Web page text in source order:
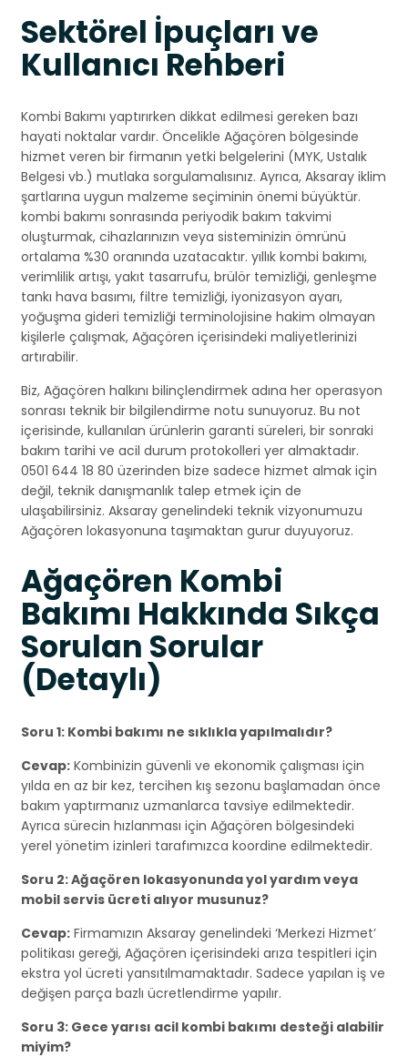
Sektörel İpuçları ve
Kullanıcı Rehberi
Kombi Bakımı yaptırırken dikkat edilmesi gereken bazı
hayati noktalar vardır. Öncelikle Ağaçören bölgesinde
hizmet veren bir firmanın yetki belgelerini (MYK, Ustalık
Belgesi vb.) mutlaka sorgulamalısınız. Ayrıca, Aksaray iklim
şartlarına uygun malzeme seçiminin önemi büyüktür.
kombi bakımı sonrasında periyodik bakım takvimi
oluşturmak, cihazlarınızın veya sisteminizin ömrünü
ortalama %30 oranında uzatacaktır. yıllık kombi bakımı,
verimlilik artışı, yakıt tasarrufu, brülör temizliği, genleşme
tankı hava basımı, filtre temizliği, iyonizasyon ayarı,
yoğuşma gideri temizliği terminolojisine hakim olmayan
kişilerle çalışmak, Ağaçören içerisindeki maliyetlerinizi
artırabilir.
Biz, Ağaçören halkını bilinçlendirmek adına her operasyon
sonrası teknik bir bilgilendirme notu sunuyoruz. Bu not
içerisinde, kullanılan ürünlerin garanti süreleri, bir sonraki
bakım tarihi ve acil durum protokolleri yer almaktadır.
0501 644 18 80 üzerinden bize sadece hizmet almak için
değil, teknik danışmanlık talep etmek için de
ulaşabilirsiniz. Aksaray genelindeki teknik vizyonumuzu
Ağaçören lokasyonuna taşımaktan gurur duyuyoruz.
Ağaçören Kombi
Bakımı Hakkında Sıkça
Sorulan Sorular
(Detaylı)
Soru 1: Kombi bakımı ne sıklıkla yapılmalıdır?
Cevap: Kombinizin güvenli ve ekonomik çalışması için
yılda en az bir kez, tercihen kış sezonu başlamadan önce
bakım yaptırmanız uzmanlarca tavsiye edilmektedir.
Ayrıca sürecin hızlanması için Ağaçören bölgesindeki
yerel yönetim izinleri tarafımızca koordine edilmektedir.
Soru 2: Ağaçören lokasyonunda yol yardım veya
mobil servis ücreti alıyor musunuz?
Cevap: Firmamızın Aksaray genelindeki ‘Merkezi Hizmet’
politikası gereği, Ağaçören içerisindeki arıza tespitleri için
ekstra yol ücreti yansıtılmamaktadır. Sadece yapılan iş ve
değişen parça bazlı ücretlendirme yapılır.
Soru 3: Gece yarısı acil kombi bakımı desteği alabilir
miyim?